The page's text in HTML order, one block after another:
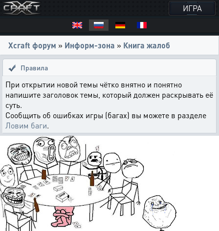
ИГРА
Xcraft форум » Информ-зона » Книга жалоб
Правила
При открытии новой темы чётко внятно и понятно
напишите заголовок темы, который должен раскрывать её
суть.
Сообщить об ошибках игры (багах) вы можете в разделе
Ловим баги.